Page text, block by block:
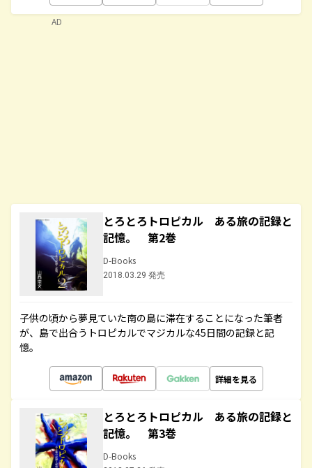
とろとろトロピカル ある旅の記録と
記憶。 第2巻
D-Books
2018.03.29 発売
子供の頃から夢見ていた南の島に滞在することになった筆者
が、島で出合うトロピカルでマジカルな45日間の記録と記
憶。
詳細を見る
とろとろトロピカル ある旅の記録と
記憶。 第3巻
D-Books
AD